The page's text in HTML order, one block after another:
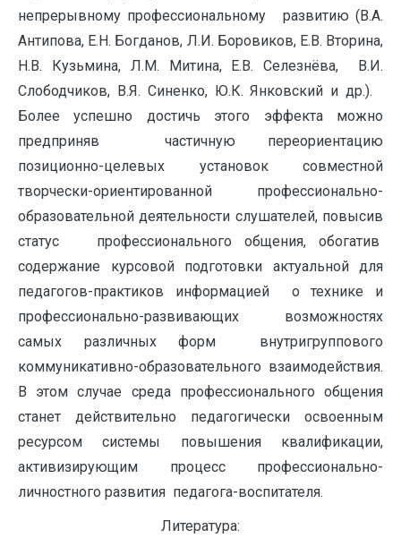
непрерывному профессиональному развитию (В.А.
Антипова, Е.Н. Богданов, Л.И. Боровиков, Е.В. Вторина,
Н.В. Кузьмина, Л.М. Митина, Е.В. Селезнёва, В.И.
Слободчиков, В.Я. Синенко, Ю.К. Янковский и др.).
Более успешно достичь этого эффекта можно
предприняв частичную переориентацию
позиционно-целевых установок совместной
творчески-ориентированной профессионально-
образовательной деятельности слушателей, повысив
статус профессионального общения, обогатив
содержание курсовой подготовки актуальной для
педагогов-практиков информацией о технике и
профессионально-развивающих возможностях
самых различных форм внутригруппового
коммуникативно-образовательного взаимодействия.
В этом случае среда профессионального общения
станет действительно педагогически освоенным
ресурсом системы повышения квалификации,
активизирующим процесс профессионально-
личностного развития педагога-воспитателя.
Литература: